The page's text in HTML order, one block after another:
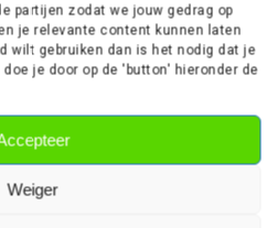
partijen zodat we jouw gedrag op
je relevante content kunnen laten
wilt gebruiken dan is het nodig dat je
je door op de 'button' hieronder de
Weiger